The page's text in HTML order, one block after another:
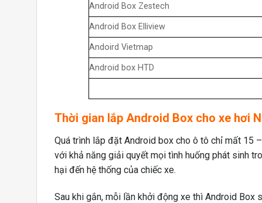
Android Box Zestech
Android Box Elliview
Andoird Vietmap
Android box HTD
Thời gian lắp Android Box cho xe hơi
Quá trình lắp đặt Android box cho ô tô chỉ mất 15
với khả năng giải quyết mọi tình huống phát sinh
hại đến hệ thống của chiếc xe.
Sau khi gắn, mỗi lần khởi động xe thì Android Box